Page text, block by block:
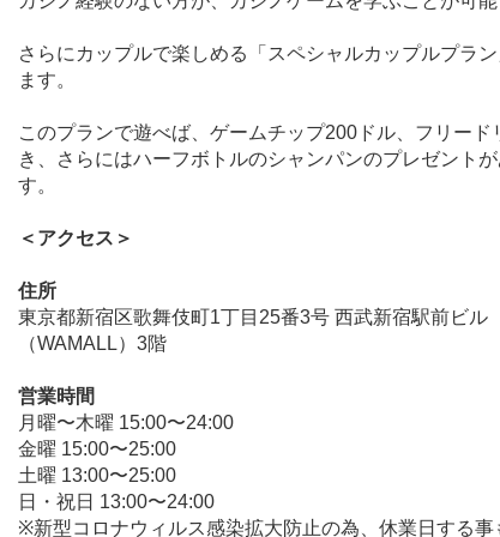
さらにカップルで楽しめる「スペシャルカップルプラン
ます。
このプランで遊べば、ゲームチップ200 ドル、フリード
き、さらにはハーフボトルのシャンパンのプレゼントが
す。
＜アクセス＞
住所
東京都新宿区歌舞伎町1丁目 25番3号 西武新宿駅前ビル
（WAMALL） 3階
営業時間
月曜〜木曜 15:00〜24:00
金曜 15:00〜25:00
土曜 13:00〜25:00
日・祝日 13:00〜24:00
※新型コロナウィルス感染拡大防止の為、休業日する事